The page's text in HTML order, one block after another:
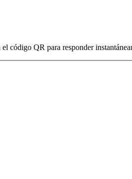
código QR para responder